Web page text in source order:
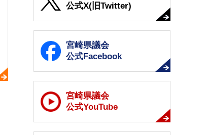
公式X(旧Twitter)
宮崎県議会
公式Facebook
宮崎県議会
公式YouTube